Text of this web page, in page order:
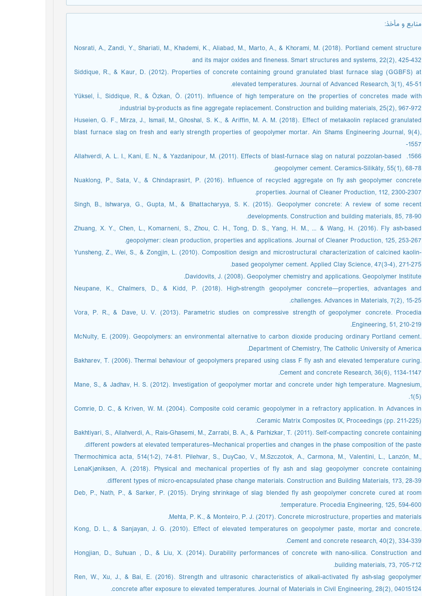
منابع و مأخذ:
Nosrati, A., Zandi, Y., Shariati, M., Khademi, K., Aliabad, M., Marto, A., & Khorami, M. (2018). Portland cement structure
and its major oxides and fineness. Smart structures and systems, 22(2), 425-432
Siddique, R., & Kaur, D. (2012). Properties of concrete containing ground granulated blast furnace slag (GGBFS) at
elevated temperatures. Journal of Advanced Research, 3(1), 45-51.‏
Yüksel, İ., Siddique, R., & Özkan, Ö. (2011). Influence of high temperature on the properties of concretes made with
industrial by-products as fine aggregate replacement. Construction and building materials, 25(2), 967-972.‏
Huseien, G. F., Mirza, J., Ismail, M., Ghoshal, S. K., & Ariffin, M. A. M. (2018). Effect of metakaolin replaced granulated
blast furnace slag on fresh and early strength properties of geopolymer mortar. Ain Shams Engineering Journal, 9(4),
1557-
1566. ‏ Allahverdi, A. L. I., Kani, E. N., & Yazdanipour, M. (2011). Effects of blast-furnace slag on natural pozzolan-based
geopolymer cement. Ceramics-Silikáty, 55(1), 68-78. ‏
Nuaklong, P., Sata, V., & Chindaprasirt, P. (2016). Influence of recycled aggregate on fly ash geopolymer concrete
properties. Journal of Cleaner Production, 112, 2300-2307.‏
Singh, B., Ishwarya, G., Gupta, M., & Bhattacharyya, S. K. (2015). Geopolymer concrete: A review of some recent
developments. Construction and building materials, 85, 78-90.‏
Zhuang, X. Y., Chen, L., Komarneni, S., Zhou, C. H., Tong, D. S., Yang, H. M., ... & Wang, H. (2016). Fly ash-based
geopolymer: clean production, properties and applications. Journal of Cleaner Production, 125, 253-267.‏
Yunsheng, Z., Wei, S., & Zongjin, L. (2010). Composition design and microstructural characterization of calcined kaolin-
based geopolymer cement. Applied Clay Science, 47(3-4), 271-275. ‏
Davidovits, J. (2008). Geopolymer chemistry and applications. Geopolymer Institute. ‏
Neupane, K., Chalmers, D., & Kidd, P. (2018). High-strength geopolymer concrete—properties, advantages and
challenges. Advances in Materials, 7(2), 15-25. ‏
Vora, P. R., & Dave, U. V. (2013). Parametric studies on compressive strength of geopolymer concrete. Procedia
Engineering, 51, 210-219. ‏
McNulty, E. (2009). Geopolymers: an environmental alternative to carbon dioxide producing ordinary Portland cement.
Department of Chemistry, The Catholic University of America. ‏
Bakharev, T. (2006). Thermal behaviour of geopolymers prepared using class F fly ash and elevated temperature curing.
Cement and concrete Research, 36(6), 1134-1147. ‏
Mane, S., & Jadhav, H. S. (2012). Investigation of geopolymer mortar and concrete under high temperature. Magnesium,
1(5). ‏
Comrie, D. C., & Kriven, W. M. (2004). Composite cold ceramic geopolymer in a refractory application. In Advances in
Ceramic Matrix Composites IX, Proceedings (pp. 211-225). ‏
Bakhtiyari, S., Allahverdi, A., Rais-Ghasemi, M., Zarrabi, B. A., & Parhizkar, T. (2011). Self-compacting concrete containing
different powders at elevated temperatures–Mechanical properties and changes in the phase composition of the paste.
Thermochimica acta, 514(1-2), 74-81. Pilehvar, S., DuyCao, V., M.Szczotok, A., Carmona, M., Valentini, L., Lanzón, M.,
LenaKjøniksen, A. (2018). Physical and mechanical properties of fly ash and slag geopolymer concrete containing
different types of micro-encapsulated phase change materials. Construction and Building Materials, 173, 28-39.
Deb, P., Nath, P., & Sarker, P. (2015). Drying shrinkage of slag blended fly ash geopolymer concrete cured at room
temperature. Procedia Engineering, 125, 594-600.
Mehta, P. K., & Monteiro, P. J. (2017). Concrete microstructure, properties and materials. ‏
Kong, D. L., & Sanjayan, J. G. (2010). Effect of elevated temperatures on geopolymer paste, mortar and concrete.
Cement and concrete research, 40(2), 334-339.‏
Hongjian, D., Suhuan , D., & Liu, X. (2014). Durability performances of concrete with nano-silica. Construction and
building materials, 73, 705-712.
Ren, W., Xu, J., & Bai, E. (2016). Strength and ultrasonic characteristics of alkali-activated fly ash-slag geopolymer
concrete after exposure to elevated temperatures. Journal of Materials in Civil Engineering, 28(2), 04015124. ‏